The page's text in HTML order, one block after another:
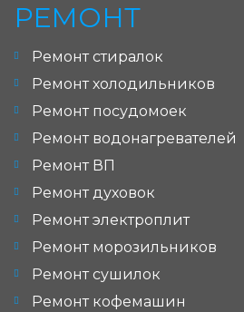
РЕМОНТ
Ремонт стиралок
Ремонт холодильников
Ремонт посудомоек
Ремонт водонагревателей
Ремонт ВП
Ремонт духовок
Ремонт электроплит
Ремонт морозильников
Ремонт сушилок
Ремонт кофемашин